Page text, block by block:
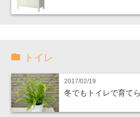
トイレ
2017/02/19
冬でもトイレで育て